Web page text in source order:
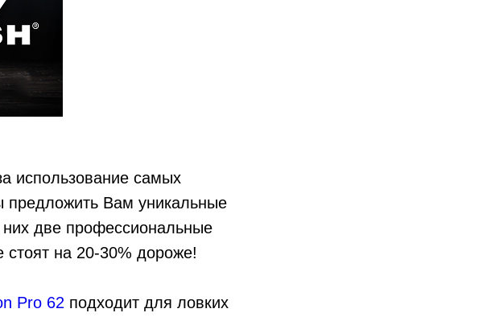
использование самых
предложить Вам уникальные
две профессиональные
стоят на 20-30% дороже!
Pro 62 подходит для ловких